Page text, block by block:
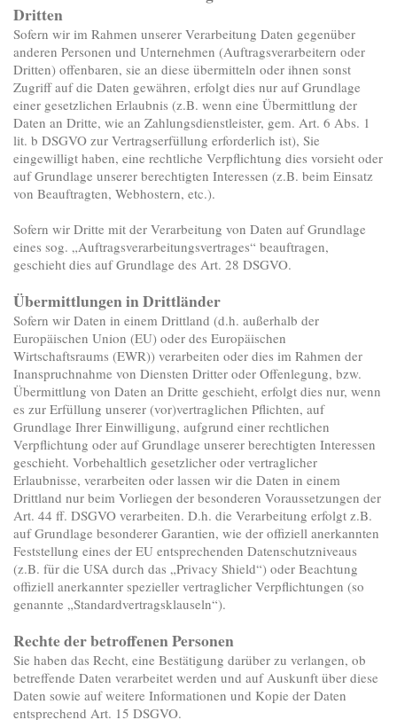
Dritten
Sofern wir im Rahmen unserer Verarbeitung Daten gegenüber
anderen Personen und Unternehmen (Auftragsverarbeitern oder
Dritten) offenbaren, sie an diese übermitteln oder ihnen sonst
Zugriff auf die Daten gewähren, erfolgt dies nur auf Grundlage
einer gesetzlichen Erlaubnis (z.B. wenn eine Übermittlung der
Daten an Dritte, wie an Zahlungsdienstleister, gem. Art. 6 Abs. 1
lit. b DSGVO zur Vertragserfüllung erforderlich ist), Sie
eingewilligt haben, eine rechtliche Verpflichtung dies vorsieht oder
auf Grundlage unserer berechtigten Interessen (z.B. beim Einsatz
von Beauftragten, Webhostern, etc.).
Sofern wir Dritte mit der Verarbeitung von Daten auf Grundlage
eines sog. „Auftragsverarbeitungsvertrages“ beauftragen,
geschieht dies auf Grundlage des Art. 28 DSGVO.
Übermittlungen in Drittländer
Sofern wir Daten in einem Drittland (d.h. außerhalb der
Europäischen Union (EU) oder des Europäischen
Wirtschaftsraums (EWR)) verarbeiten oder dies im Rahmen der
Inanspruchnahme von Diensten Dritter oder Offenlegung, bzw.
Übermittlung von Daten an Dritte geschieht, erfolgt dies nur, wenn
es zur Erfüllung unserer (vor)vertraglichen Pflichten, auf
Grundlage Ihrer Einwilligung, aufgrund einer rechtlichen
Verpflichtung oder auf Grundlage unserer berechtigten Interessen
geschieht. Vorbehaltlich gesetzlicher oder vertraglicher
Erlaubnisse, verarbeiten oder lassen wir die Daten in einem
Drittland nur beim Vorliegen der besonderen Voraussetzungen der
Art. 44 ff. DSGVO verarbeiten. D.h. die Verarbeitung erfolgt z.B.
auf Grundlage besonderer Garantien, wie der offiziell anerkannten
Feststellung eines der EU entsprechenden Datenschutzniveaus
(z.B. für die USA durch das „Privacy Shield“) oder Beachtung
offiziell anerkannter spezieller vertraglicher Verpflichtungen (so
genannte „Standardvertragsklauseln“).
Rechte der betroffenen Personen
Sie haben das Recht, eine Bestätigung darüber zu verlangen, ob
betreffende Daten verarbeitet werden und auf Auskunft über diese
Daten sowie auf weitere Informationen und Kopie der Daten
entsprechend Art. 15 DSGVO.